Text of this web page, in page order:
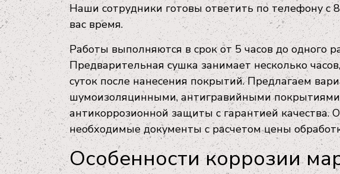
Наши сотрудники готовы ответить по телефону с
вас время.
Работы выполняются в срок от 5 часов до одного
Предварительная сушка занимает несколько
суток после нанесения покрытий. Предлагаем
шумоизоляцинными, антигравийными
антикоррозионной защиты с гарантией
необходимые документы с расчетом цены
Особенности коррозии